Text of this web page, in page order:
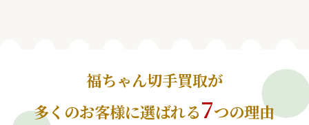
福ちゃん切手買取が
多くのお客様に選ばれる7つの理由